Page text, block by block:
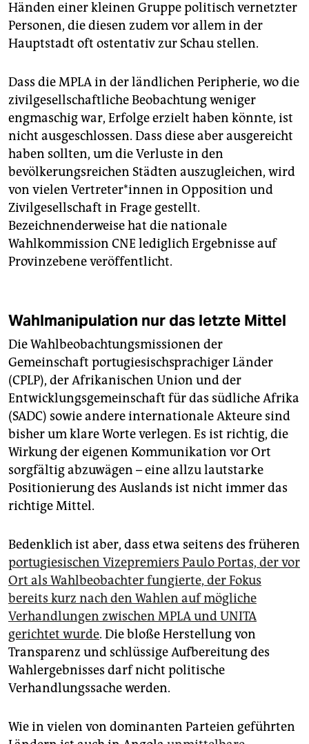
Händen einer kleinen Gruppe politisch vernetzter
Personen, die diesen zudem vor allem in der
Hauptstadt oft ostentativ zur Schau stellen.
Dass die MPLA in der ländlichen Peripherie, wo die
zivilgesellschaftliche Beobachtung weniger
engmaschig war, Erfolge erzielt haben könnte, ist
nicht ausgeschlossen. Dass diese aber ausgereicht
haben sollten, um die Verluste in den
bevölkerungsreichen Städten auszugleichen, wird
von vielen Ver­tre­te­r*in­nen in Opposition und
Zivilgesellschaft in Frage gestellt.
Bezeichnenderweise hat die nationale
Wahlkommission CNE lediglich Ergebnisse auf
Provinzebene veröffentlicht.
Wahlmanipulation nur das letzte Mittel
Die Wahlbeobachtungsmissionen der
Gemeinschaft portugiesischsprachiger Länder
(CPLP), der Afrikanischen Union und der
Entwicklungsgemeinschaft für das südliche Afrika
(SADC) sowie andere internationale Akteure sind
bisher um klare Worte verlegen. Es ist richtig, die
Wirkung der eigenen Kommunikation vor Ort
sorgfältig abzuwägen – eine allzu lautstarke
Positionierung des Auslands ist nicht immer das
richtige Mittel.
Bedenklich ist aber, dass etwa seitens des früheren
portugiesischen Vizepremiers Paulo Portas, der vor
Ort als Wahlbeobachter fungierte, der Fokus
bereits kurz nach den Wahlen auf mögliche
Verhandlungen zwischen MPLA und UNITA
gerichtet wurde. Die bloße Herstellung von
Transparenz und schlüssige Aufbereitung des
Wahlergebnisses darf nicht politische
Verhandlungssache werden.
Wie in vielen von dominanten Parteien geführten